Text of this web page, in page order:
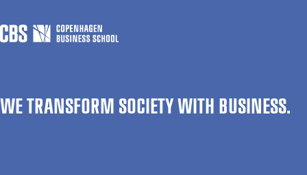
WE TRANSFORM SOCIETY WITH BUSINESS.